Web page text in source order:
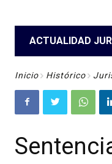
ACTUALIDAD
Inicio Histórico